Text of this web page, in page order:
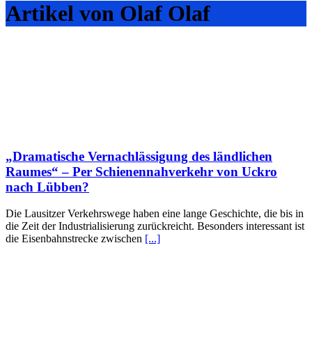
Artikel von Olaf Olaf
„Dramatische Vernachlässigung des ländlichen
Raumes“ – Per Schienennahverkehr von Uckro
nach Lübben?
Die Lausitzer Verkehrswege haben eine lange Geschichte, die bis in
die Zeit der Industrialisierung zurückreicht. Besonders interessant ist
die Eisenbahnstrecke zwischen [...]